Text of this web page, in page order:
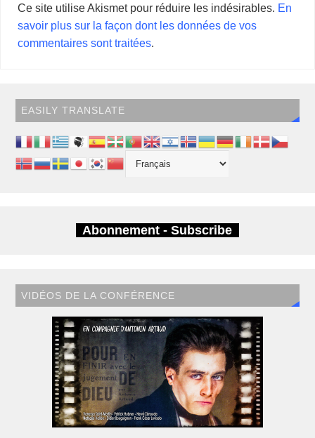
Ce site utilise Akismet pour réduire les indésirables. En
savoir plus sur la façon dont les données de vos
commentaires sont traitées.
EASILY TRANSLATE
Abonnement - Subscribe
VIDÉOS DE LA CONFÉRENCE